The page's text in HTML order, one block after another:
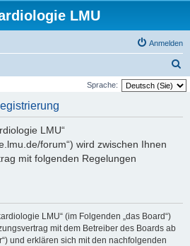
LMU
Anmelden
u
Sprache:
LMU“
forum“) wird zwischen Ihnen
mit folgenden Regelungen
LMU“ (im Folgenden „das Board“)
mit dem Betreiber des Boards ab
und erklären sich mit den nachfolgenden